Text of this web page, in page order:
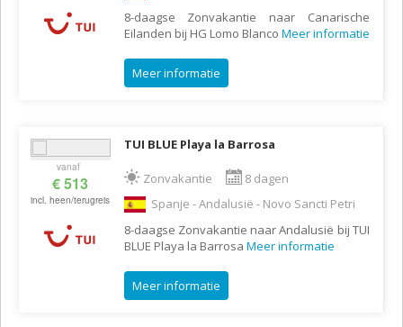
8-daagse Zonvakantie naar Canarische
Eilanden bij HG Lomo Blanco Meer informatie
Meer informatie
vanaf
€ 513
incl. heen/terugreis
TUI BLUE Playa la Barrosa
Zonvakantie
8 dagen
Spanje - Andalusië - Novo Sancti Petri
8-daagse Zonvakantie naar Andalusië bij TUI
BLUE Playa la Barrosa Meer informatie
Meer informatie